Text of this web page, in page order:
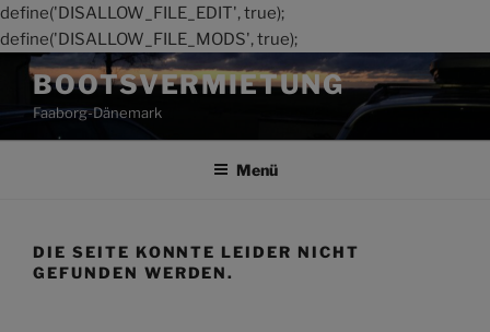
define('DISALLOW_FILE_EDIT', true);
define('DISALLOW_FILE_MODS', true);
Zum
Inhalt
springen
BOOTSVERMIETUNG
Faaborg-Dänemark
Menü
DIE SEITE KONNTE LEIDER NICHT
GEFUNDEN WERDEN.